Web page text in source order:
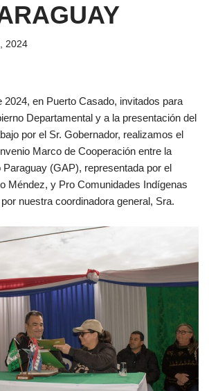
2024
2024, en Puerto Casado, invitados para
Departamental y a la presentación del
por el Sr. Gobernador, realizamos el
Marco de Cooperación entre la
Paraguay (GAP), representada por el
Méndez, y Pro Comunidades Indígenas
nuestra coordinadora general, Sra.